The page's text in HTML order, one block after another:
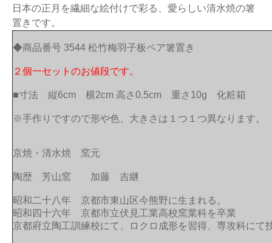
日本の正月を繊細な絵付けで彩る、愛らしい清水焼の箸
置きです。
◆商品番号 3544 松竹梅羽子板ペア箸置き
２個一セットのお値段です。
■寸法 縦6cm 横2cm 高さ0.5cm 重さ10g 化粧箱
※手作りですので形や色、大きさは１つ１つ異なります。
京焼・清水焼 窯元
陶歴 芳山窯 加藤 吉継
昭和二十八年 京都市東山区今熊野に生まれる。
昭和四十六年 京都市立伏見工業高校窯業科を卒業
京都府立陶工訓練校にて、ロクロ成形を習得、専攻科にて